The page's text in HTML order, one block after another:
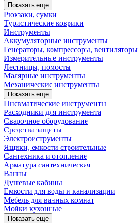
Показать еще
Рюкзаки, сумки
Туристические коврики
Инструменты
Аккумуляторные инструменты
Генераторы, компрессоры, вентиляторы
Измерительные инструменты
Лестницы, помосты
Малярные инструменты
Механические инструменты
Показать еще
Пневматические инструменты
Расходники для инструмента
Сварочное оборудование
Средства защиты
Электроиструменты
Ящики, емкости строительные
Сантехника и отопление
Арматура сантехническая
Ванны
Душевые кабины
Емкости для воды и канализации
Мебель для ванных комнат
Мойки кухонные
Показать еще